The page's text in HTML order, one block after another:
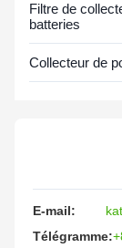
Filtre de
batteries
Collecteur de
E-mail:
Télégramme: